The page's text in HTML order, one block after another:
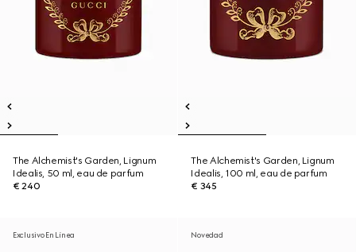
The Alchemist's Garden, Lignum
Idealis, 50 ml, eau de parfum
€ 240
The Alchemist's Garden, Lignum
Idealis, 100 ml, eau de parfum
€ 345
Exclusivo En Línea Novedad